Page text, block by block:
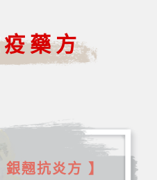
藥方
銀翹抗炎方 】